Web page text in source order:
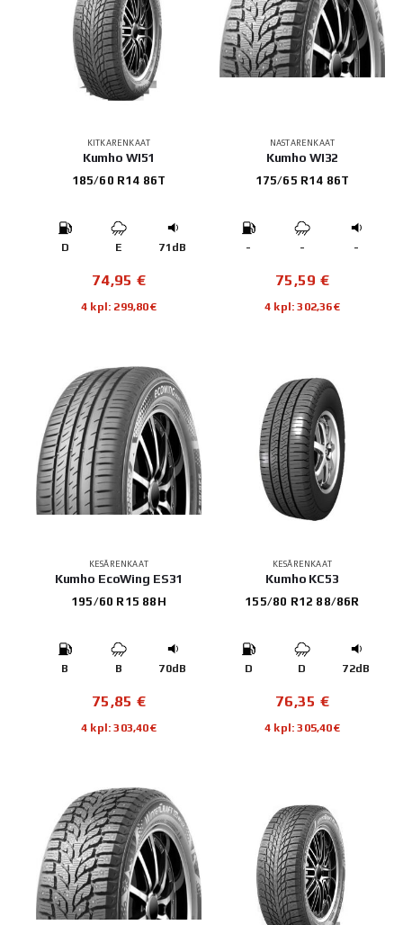
KITKARENKAAT
Kumho WI51
185/60 R14 86T
D E 71dB
74,95 €
4 kpl: 299,80€
NASTARENKAAT
Kumho WI32
175/65 R14 86T
- - -
75,59 €
4 kpl: 302,36€
KESÄRENKAAT
Kumho EcoWing ES31
195/60 R15 88H
B B 70dB
75,85 €
4 kpl: 303,40€
KESÄRENKAAT
Kumho KC53
155/80 R12 88/86R
D D 72dB
76,35 €
4 kpl: 305,40€